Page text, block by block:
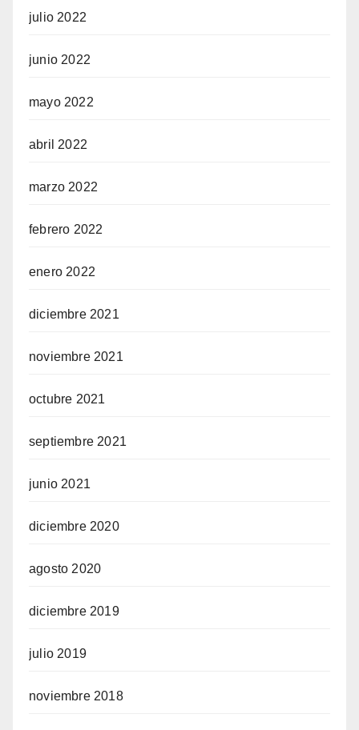
julio 2022
junio 2022
mayo 2022
abril 2022
marzo 2022
febrero 2022
enero 2022
diciembre 2021
noviembre 2021
octubre 2021
septiembre 2021
junio 2021
diciembre 2020
agosto 2020
diciembre 2019
julio 2019
noviembre 2018